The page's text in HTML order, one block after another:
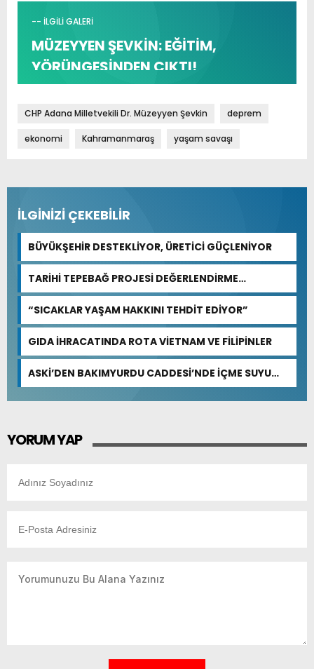
-- İLGİLİ GALERİ
MÜZEYYEN ŞEVKİN: EĞİTİM,
YÖRÜNGESİNDEN ÇIKTI!
CHP Adana Milletvekili Dr. Müzeyyen Şevkin deprem
ekonomi Kahramanmaraş yaşam savaşı
İLGİNİZİ ÇEKEBİLİR
BÜYÜKŞEHİR DESTEKLİYOR, ÜRETİCİ GÜÇLENİYOR
TARİHİ TEPEBAĞ PROJESİ DEĞERLENDİRME
TOPLANTISI GERÇEKLEŞTİRİLDİ
“SICAKLAR YAŞAM HAKKINI TEHDİT EDİYOR”
GIDA İHRACATINDA ROTA VİETNAM VE FİLİPİNLER
ASKİ’DEN BAKIMYURDU CADDESİ’NDE İÇME SUYU
ALTYAPISINA GÜÇLÜ YATIRIM
YORUM YAP